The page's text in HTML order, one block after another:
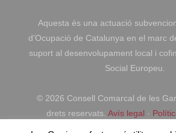
Aquesta és una actuació
d’Ocupació de Catalunya en el marc
suport al desenvolupament local i
Social Europeu.
© 2026 Consell Comarcal de les
drets reservats. Avís legal ·